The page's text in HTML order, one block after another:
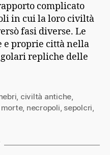
complicato
in cui la loro civiltà
fasi diverse. Le
e proprie città nella
repliche delle
, civiltà antiche,
morte, necropoli, sepolcri,